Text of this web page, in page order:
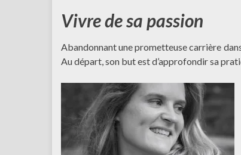
Vivre de sa passion
Abandonnant une prometteuse carrière
Au départ, son but est d’approfondir sa